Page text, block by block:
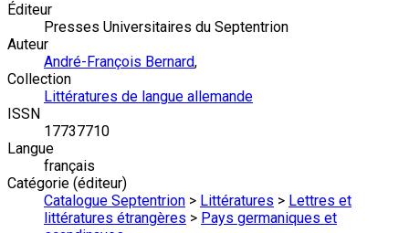
Éditeur
Presses Universitaires du Septentrion
Auteur
André-François Bernard,
Collection
Littératures de langue allemande
ISSN
17737710
Langue
français
Catégorie (éditeur)
Catalogue Septentrion > Littératures > Lettres et
littératures étrangères > Pays germaniques et